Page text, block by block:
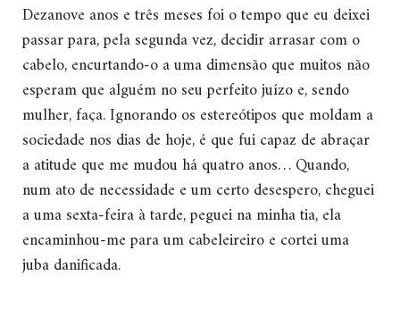
Dezanove anos e três meses foi o tempo que eu deixei
passar para, pela segunda vez, decidir arrasar com o
cabelo, encurtando-o a uma dimensão que muitos não
esperam que alguém no seu perfeito juízo e, sendo
mulher, faça. Ignorando os estereótipos que moldam a
sociedade nos dias de hoje, é que fui capaz de abraçar
a atitude que me mudou há quatro anos… Quando,
num ato de necessidade e um certo desespero, cheguei
a uma sexta-feira à tarde, peguei na minha tia, ela
encaminhou-me para um cabeleireiro e cortei uma
juba danificada.